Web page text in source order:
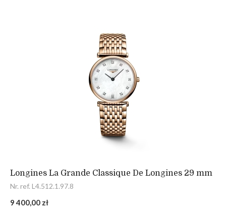
Longines La Grande Classique De Longines 29 mm
Nr. ref. L4.512.1.97.8
9 400,00 zł